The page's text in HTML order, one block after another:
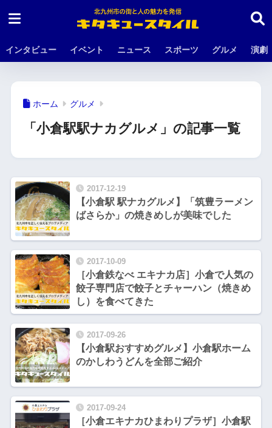
インタビュー イベント ニュース スポーツ グルメ 演劇
ホーム グルメ
「小倉駅駅ナカグルメ」の記事一覧
2017-12-19
【小倉駅 駅ナカグルメ】「筑豊ラーメン
ばさらか」の焼きめしが美味でした
2017-10-09
［小倉鉄なべ エキナカ店］小倉で人気の
餃子専門店で餃子とチャーハン（焼きめ
し）を食べてきた
2017-09-26
【小倉駅おすすめグルメ】小倉駅ホーム
のかしわうどんを全部ご紹介
2017-09-24
［小倉エキナカひまわりプラザ］小倉駅